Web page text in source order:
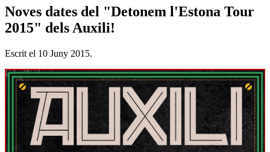
Noves dates del "Detonem l'Estona Tour
2015" dels Auxili!
Escrit el 10 Juny 2015.